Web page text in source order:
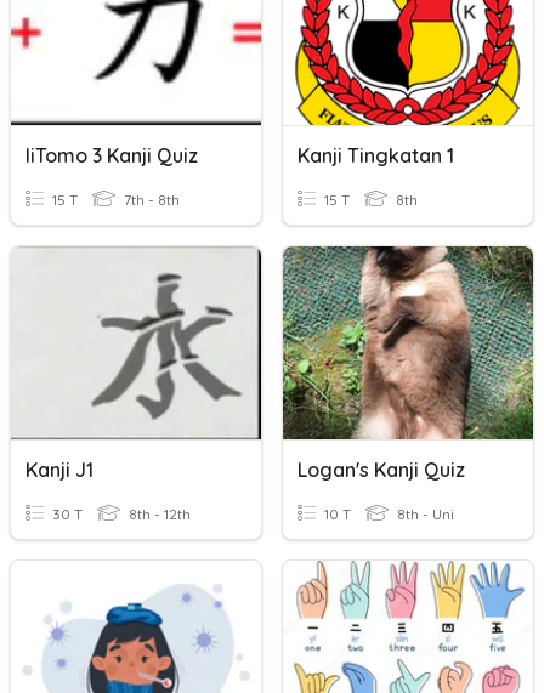
IiTomo 3 Kanji Quiz
15 T 7th - 8th
Kanji Tingkatan 1
15 T 8th
Kanji J1
30 T 8th - 12th
Logan's Kanji Quiz
10 T 8th - Uni